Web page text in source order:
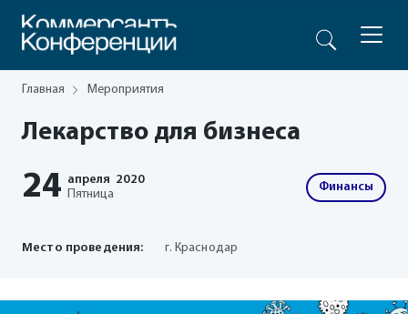
Главная Мероприятия
Лекарство для бизнеса
24 апреля 2020
Пятница
Финансы
Место проведения: г. Краснодар